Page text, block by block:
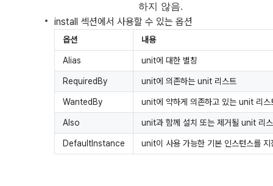
하지 않음.
install 섹션에서 사용할 수 있는 옵션
옵션 내용
Alias unit에 대한 별칭
RequiredBy unit에 의존하는 unit 리스트
WantedBy unit에 약하게 의존하고 있는 unit 리스
Also unit과 함께 설치 또는 제거될 unit 리
DefaultInstance unit이 사용 가능한 기본 인스턴스를 지